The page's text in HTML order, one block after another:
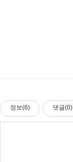
정보(6) 댓글(0)